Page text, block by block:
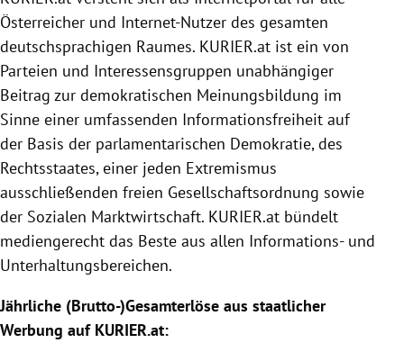
Österreicher und Internet-Nutzer des gesamten
deutschsprachigen Raumes. KURIER.at ist ein von
Parteien und Interessensgruppen unabhängiger
Beitrag zur demokratischen Meinungsbildung im
Sinne einer umfassenden Informationsfreiheit auf
der Basis der parlamentarischen Demokratie, des
Rechtsstaates, einer jeden Extremismus
ausschließenden freien Gesellschaftsordnung sowie
der Sozialen Marktwirtschaft. KURIER.at bündelt
mediengerecht das Beste aus allen Informations- und
Unterhaltungsbereichen.
Jährliche (Brutto-)Gesamterlöse aus staatlicher
Werbung auf KURIER.at: